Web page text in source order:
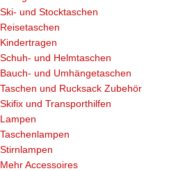
Ski- und Stocktaschen
Reisetaschen
Kindertragen
Schuh- und Helmtaschen
Bauch- und Umhängetaschen
Taschen und Rucksack Zubehör
Skifix und Transporthilfen
Lampen
Taschenlampen
Stirnlampen
Mehr Accessoires